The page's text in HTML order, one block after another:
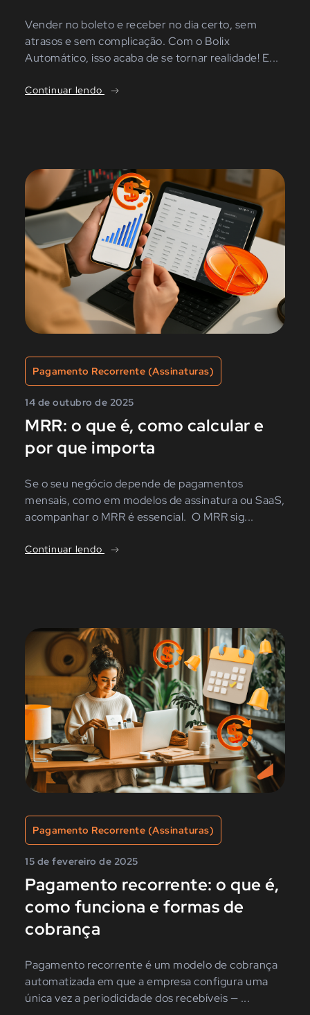
Vender no boleto e receber no dia certo, sem
atrasos e sem complicação. Com o Bolix
Automático, isso acaba de se tornar realidade! E...
Continuar lendo
Pagamento Recorrente (Assinaturas)
14 de outubro de 2025
MRR: o que é, como calcular e
por que importa
Se o seu negócio depende de pagamentos
mensais, como em modelos de assinatura ou SaaS,
acompanhar o MRR é essencial. O MRR sig...
Continuar lendo
Pagamento Recorrente (Assinaturas)
15 de fevereiro de 2025
Pagamento recorrente: o que é,
como funciona e formas de
cobrança
Pagamento recorrente é um modelo de cobrança
automatizada em que a empresa configura uma
única vez a periodicidade dos recebíveis — ...